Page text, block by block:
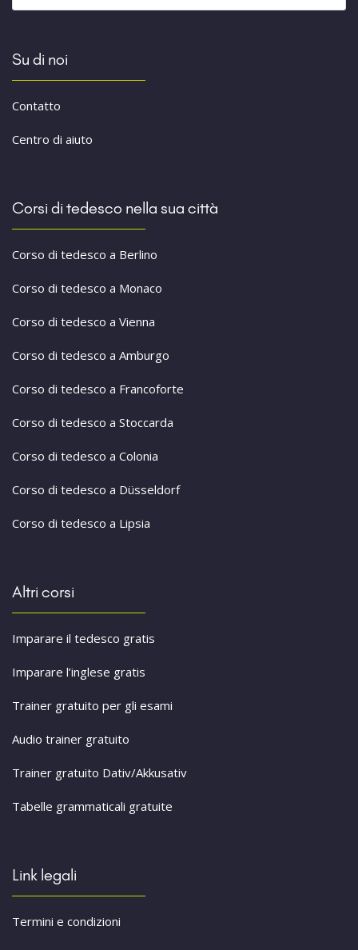
Su di noi
Contatto
Centro di aiuto
Corsi di tedesco nella sua città
Corso di tedesco a Berlino
Corso di tedesco a Monaco
Corso di tedesco a Vienna
Corso di tedesco a Amburgo
Corso di tedesco a Francoforte
Corso di tedesco a Stoccarda
Corso di tedesco a Colonia
Corso di tedesco a Düsseldorf
Corso di tedesco a Lipsia
Altri corsi
Imparare il tedesco gratis
Imparare l’inglese gratis
Trainer gratuito per gli esami
Audio trainer gratuito
Trainer gratuito Dativ/Akkusativ
Tabelle grammaticali gratuite
Link legali
Termini e condizioni